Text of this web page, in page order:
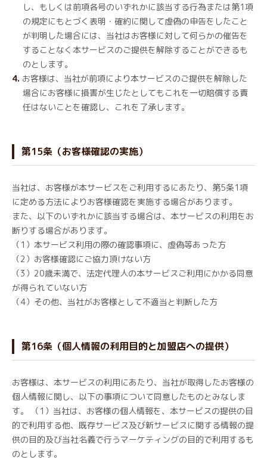
し、もしくは前項各号のいずれかに該当する行為または第1項
の規定にもとづく表明・確約に関して虚偽の申告をしたこと
が判明した場合には、当社はお客様に対して何らかの催告を
することなく本サービスのご提供を解除することができるも
のとします。
お客様は、当社が前項により本サービスのご提供を解除した
場合にお客様に損害が生じたとしてもこれを一切賠償する責
任はないことを確認し、これを了承します。
第15条（お客様確認の実施）
当社は、お客様が本サービスをご利用するにあたり、第5条1項
に定める方法によりお客様確認を実施する場合があります。
また、以下のいずれかに該当する場合は、本サービスの利用をお
断りする場合があります。
（1）本サービス利用の際の確認事項に、虚偽等あった方
（2）お客様確認にご協力頂けない方
（3）20歳未満で、法定代理人の本サービスご利用にかかる同意
が得られていない方
（4）その他、当社がお客様として不適当と判断した方
第16条（個人情報の利用目的と加盟店への提供）
お客様は、本サービスの利用にあたり、当社が取得したお客様の
個人情報に関し、以下の事項について同意したものとみなしま
す。 （1）当社は、お客様の個人情報を、本サービスの提供の目
的で利用する他、既存サービス及び新サービスに関する情報の提
供の目的及び当社名義で行うマーケティングの目的で利用するも
のとします。